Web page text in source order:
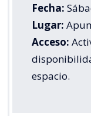
Fecha:
Lugar:
Acceso:
espacio.